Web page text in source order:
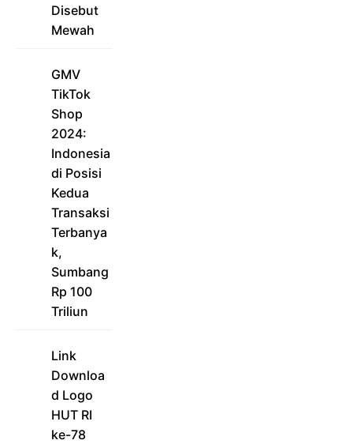
Disebut
Mewah
GMV
TikTok
Shop
2024:
Indonesia
di Posisi
Kedua
Transaksi
Terbanya
k,
Sumbang
Rp 100
Triliun
Link
Downloa
d Logo
HUT RI
ke-78